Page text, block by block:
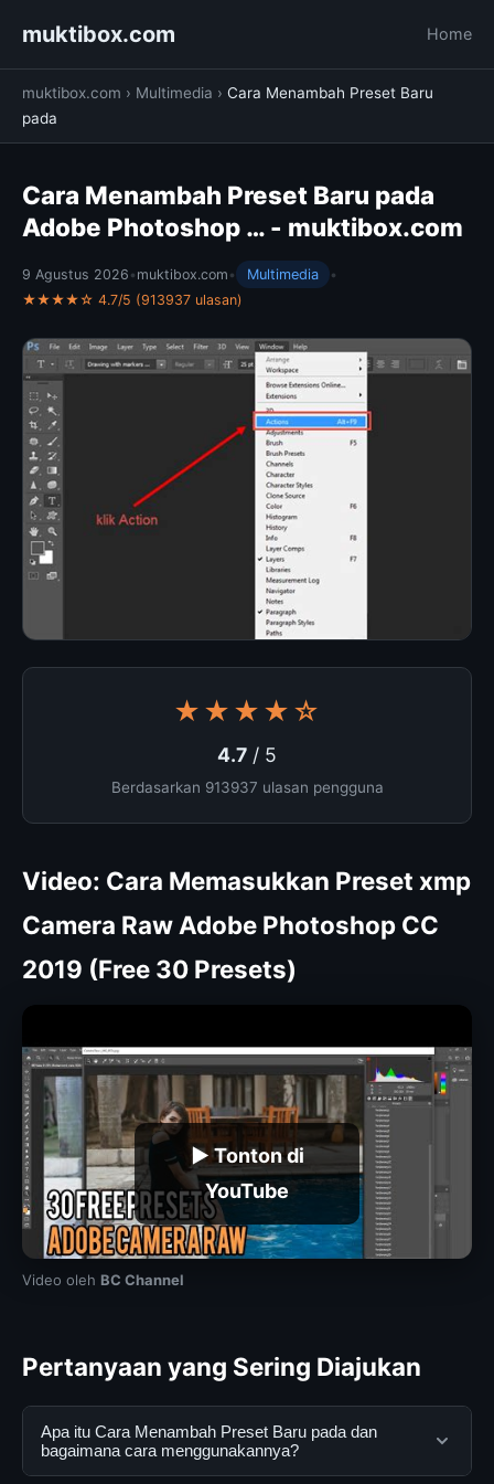
muktibox.com Home
muktibox.com › Multimedia › Cara Menambah Preset Baru
pada
Cara Menambah Preset Baru pada
Adobe Photoshop … - muktibox.com
9 Agustus 2026 • muktibox.com • Multimedia
•
★★★★☆ 4.7/5 (913937 ulasan)
★★★★☆
4.7 / 5
Berdasarkan 913937 ulasan pengguna
Video: Cara Memasukkan Preset xmp
Camera Raw Adobe Photoshop CC
2019 (Free 30 Presets)
▶ Tonton di
YouTube
Video oleh BC Channel
Pertanyaan yang Sering Diajukan
Apa itu Cara Menambah Preset Baru pada dan
bagaimana cara menggunakannya?